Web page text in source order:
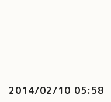
2014/02/10 05:58